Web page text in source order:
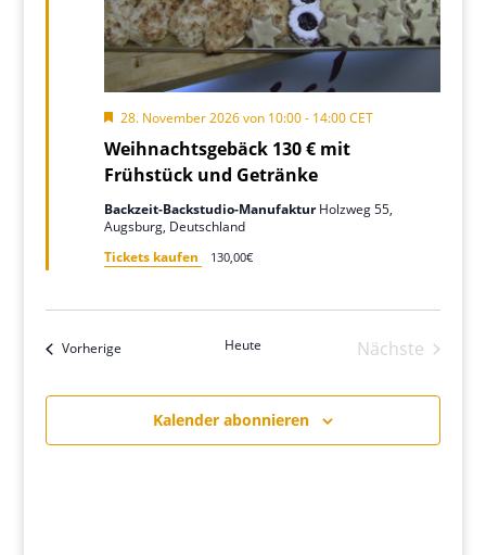
Weihnachtsgebäck 130 € mit
Frühstück und Getränke
Hervorgehoben
28. November 2026 von 10:00- 14:00CET
Backzeit-Backstudio-ManufakturHolzweg 55,
Augsburg, Deutschland
Tickets kaufen
130,00€
VorherigeVeranstaltungen Heute
Nächste
Kalender abonnieren